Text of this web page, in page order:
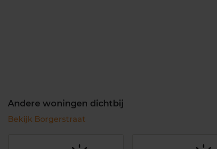
Andere woningen dichtbij
Bekijk Borgerstraat